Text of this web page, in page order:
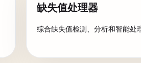
分析（PCA）预处理
缺失值处理器
综合缺失值检测、分析和智能处